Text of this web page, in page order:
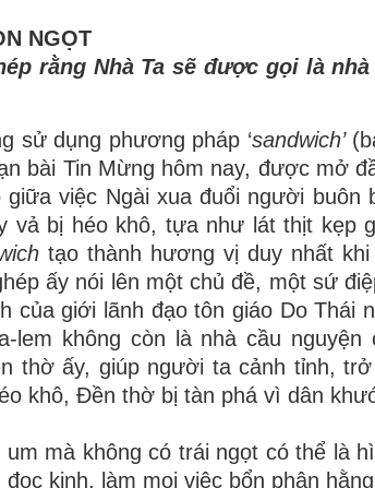
NGỌT
ép rằng NhàTa sẽ được gọi lànhà
sửdụng phương pháp ‘sandwich’
n bài Tin Mừng hôm nay, được mở
giữa việc Ngài xuađuổi người buôn
vảbị héo khô, tựa như lát thịt kẹp
tạo thành hương vị duy nhất
ép ấy nói l ên một chủ đề, một sứ điệ
của giới lãnh đạo tôn giáo Do Thái n
lem không còn l ànhà cầu nguyện
n thờ ấy, giúp người ta cảnh tỉnh, trở
o khô, Đền thờ bị tàn phá vì dân kh
mà không có trái ngọt cóthể àhì
đọc kinh, l àm mọi việc bổn phận hằ